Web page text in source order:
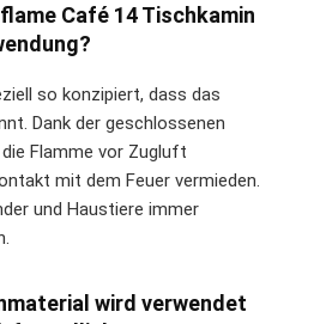
Café 14 Tischkamin
so konzipiert, dass das
Dank der geschlossenen
Flamme vor Zugluft
mit dem Feuer vermieden.
und Haustiere immer
wird verwendet